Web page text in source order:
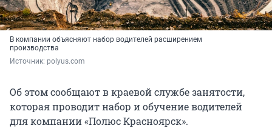
В компании объясняют набор водителей расширением
производства
Источник: polyus.com
Об этом сообщают в краевой службе занятости,
которая проводит набор и обучение водителей
для компании «Полюс Красноярск».